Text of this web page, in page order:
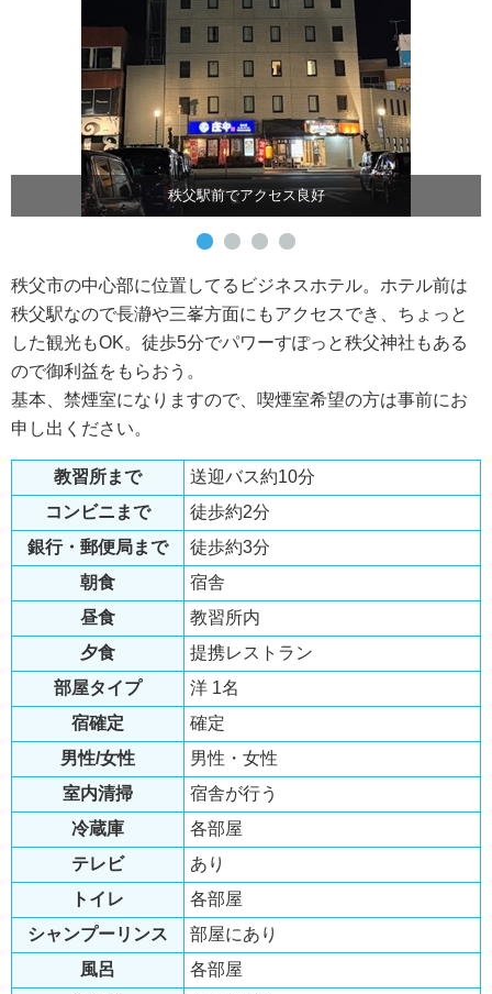
秩父駅前でアクセス良好
秩父市の中心部に位置してるビジネスホテル。ホテル前は
秩父駅なので長瀞や三峯方面にもアクセスでき、ちょっと
した観光もOK。徒歩5分でパワーすぽっと秩父神社もある
ので御利益をもらおう。
基本、禁煙室になりますので、喫煙室希望の方は事前にお
申し出ください。
教習所まで
送迎バス約10分
コンビニまで
徒歩約2分
銀行・郵便局まで
徒歩約3分
朝食
宿舎
昼食
教習所内
夕食
提携レストラン
部屋タイプ
洋 1名
宿確定
確定
男性/女性
男性・女性
室内清掃
宿舎が行う
冷蔵庫
各部屋
テレビ
あり
トイレ
各部屋
シャンプーリンス
部屋にあり
風呂
各部屋